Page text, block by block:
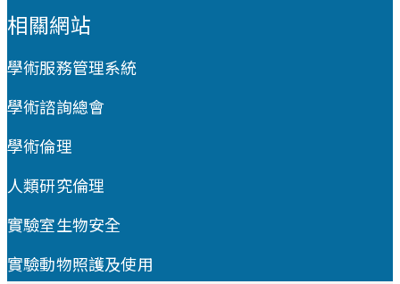
相關網站
學術服務管理系統
學術諮詢總會
學術倫理
人類研究倫理
實驗室生物安全
實驗動物照護及使用